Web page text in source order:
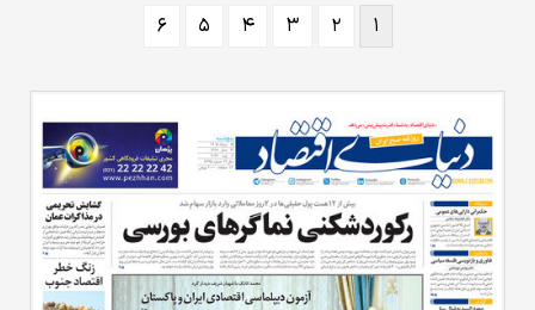
کامل حدود ۶۵۰ میلیارد تومان سود در کمتر از یک
سودآوری اتخاذ شد.
۱ ۲ ۳ ۴ ۵ ۶